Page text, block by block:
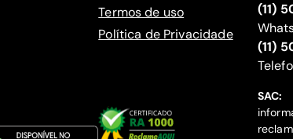
Termos de uso
Política de Privacidade
(11)
(11)
SAC: